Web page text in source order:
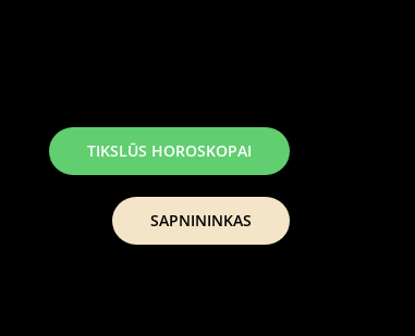
TIKSLŪS HOROSKOPAI
SAPNININKAS